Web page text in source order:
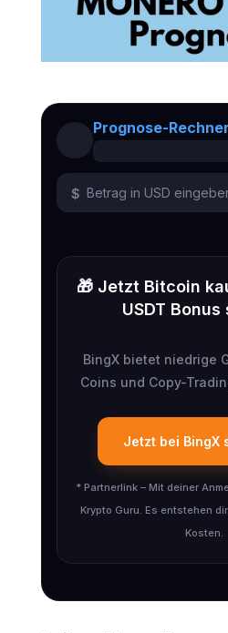
Prognose-Rechner
$
🎁 Jetzt Bitcoin
USDT
BingX bietet niedrige
Coins und Copy-
Jetzt bei BingX
* Partnerlink – Mit deiner
Krypto Guru. Es entstehen
Kosten.